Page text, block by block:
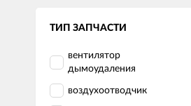
ТИП ЗАПЧАСТИ
вентилятор
дымоудаления
воздухоотводчик